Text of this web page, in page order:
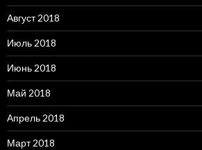
Август 2018
Июль 2018
Июнь 2018
Май 2018
Апрель 2018
Март 2018